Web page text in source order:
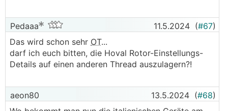
Da ich mich nun schon länger und intensiv damit
beschäftige, und es einfach nichts brauchbares dazu
am Markt in Ö und D gibt, hab ich Gespräche mit
Firma RDZ gestartet, und darf nun deren Geräte hier
vertreiben.
Damit nicht alles doppelt erklärt werden muss, ist
hier die Funktionsweise der Geräte genau
beschrieben:
Ja habe ich auch schon überlegt, könnte mir aber
vorstellen, dass dann das Gerät auf Störung
geht. Werd dann einfach Mal probieren, den
Rotor auszustecken.
Pedaaa 11.5.2024 (#67)
Das wird schon sehr OT...
darf ich euch bitten, die Hoval Rotor-Einstellungs-
Details auf einen anderen Thread auszulagern?!
aeon80 13.5.2024 (#68)